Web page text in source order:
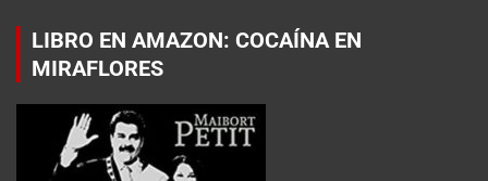
LIBRO EN AMAZON: COCAÍNA EN
MIRAFLORES